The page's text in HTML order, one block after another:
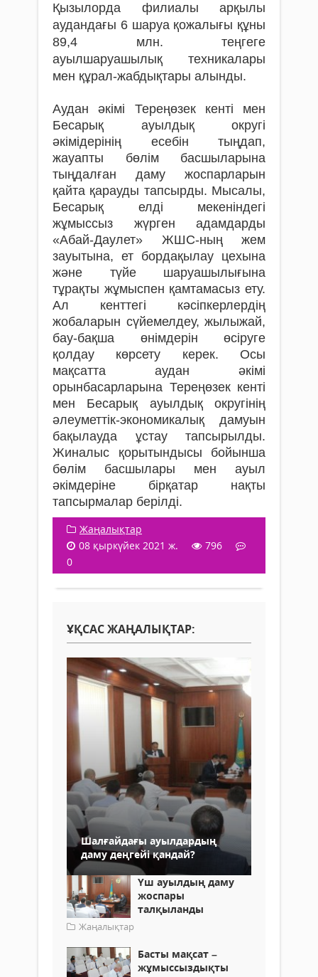
Қызылорда филиалы арқылы
аудандағы 6 шаруа қожалығы құны
89,4 млн. теңгеге
ауылшаруашылық техникалары
мен құрал-жабдықтары алынды.
Аудан әкімі Тереңөзек кенті мен
Бесарық ауылдық округі
әкімідерінің есебін тыңдап,
жауапты бөлім басшыларына
тыңдалған даму жоспарларын
қайта қарауды тапсырды. Мысалы,
Бесарық елді мекеніндегі
жұмыссыз жүрген адамдарды
«Абай-Даулет» ЖШС-ның жем
зауытына, ет бордақылау цехына
және түйе шаруашылығына
тұрақты жұмыспен қамтамасыз ету.
Ал кенттегі кәсіпкерлердің
жобаларын сүйемелдеу, жылыжай,
бау-бақша өнімдерін өсіруге
қолдау көрсету керек. Осы
мақсатта аудан әкімі
орынбасарларына Тереңөзек кенті
мен Бесарық ауылдық округінің
әлеуметтік-экономикалық дамуын
бақылауда ұстау тапсырылды.
Жиналыс қорытындысы бойынша
бөлім басшылары мен ауыл
әкімдеріне бірқатар нақты
тапсырмалар берілді.
Жаңалықтар
08 қыркүйек 2021 ж.
796
0
ҰҚСАС ЖАҢАЛЫҚТАР:
Шалғайдағы ауылдардың
даму деңгейі қандай?
Үш ауылдың даму
жоспары
талқыланды
Жаңалықтар
Басты мақсат –
жұмыссыздықты